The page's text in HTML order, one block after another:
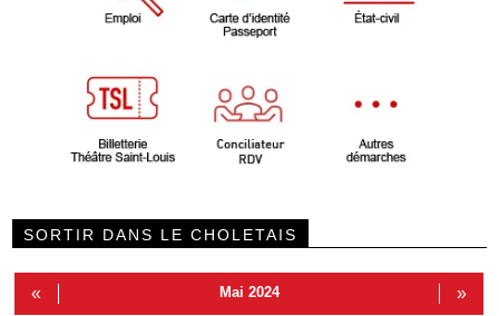
SORTIR DANS LE CHOLETAIS
« Mai 2024 »